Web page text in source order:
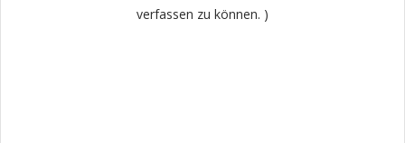
verfassen zu können. )